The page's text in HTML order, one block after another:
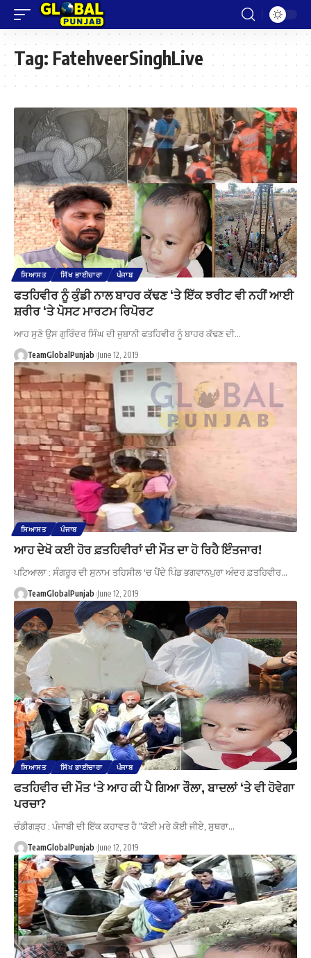
Tag: FatehveerSinghLive
ਸਿਆਸਤ ਸਿੱਖ ਭਾਈਚਾਰਾ ਪੰਜਾਬ
ਫਤਹਿਵੀਰ ਨੂੰ ਕੁੰਡੀ ਨਾਲ ਬਾਹਰ ਕੱਢਣ ‘ਤੇ ਇੱਕ ਝਰੀਟ ਵੀ ਨਹੀਂ ਆਈ
ਸ਼ਰੀਰ ‘ਤੇ ਪੋਸਟ ਮਾਰਟਮ ਰਿਪੋਰਟ
ਆਹ ਸੁਣੋ ਉਸ ਗੁਰਿੰਦਰ ਸਿੰਘ ਦੀ ਜੁਬਾਨੀ ਫਤਹਿਵੀਰ ਨੂੰ ਬਾਹਰ ਕੱਢਣ ਦੀ…
TeamGlobalPunjab June 12, 2019
ਸਿਆਸਤ ਪੰਜਾਬ
ਆਹ ਦੇਖੋ ਕਈ ਹੋਰ ਫ਼ਤਹਿਵੀਰਾਂ ਦੀ ਮੌਤ ਦਾ ਹੋ ਰਿਹੈ ਇੰਤਜਾਰ!
ਪਟਿਆਲਾ : ਸੰਗਰੂਰ ਦੀ ਸੁਨਾਮ ਤਹਿਸੀਲ 'ਚ ਪੈਂਦੇ ਪਿੰਡ ਭਗਵਾਨਪੁਰਾ ਅੰਦਰ ਫ਼ਤਹਿਵੀਰ…
TeamGlobalPunjab June 12, 2019
ਸਿਆਸਤ ਸਿੱਖ ਭਾਈਚਾਰਾ ਪੰਜਾਬ
ਫਤਹਿਵੀਰ ਦੀ ਮੌਤ ‘ਤੇ ਆਹ ਕੀ ਪੈ ਗਿਆ ਰੌਲਾ, ਬਾਦਲਾਂ ‘ਤੇ ਵੀ ਹੋਵੇਗਾ
ਪਰਚਾ?
ਚੰਡੀਗੜ੍ਹ : ਪੰਜਾਬੀ ਦੀ ਇੱਕ ਕਹਾਵਤ ਹੈ "ਕੋਈ ਮਰੇ ਕੋਈ ਜੀਏ, ਸੁਥਰਾ…
TeamGlobalPunjab June 12, 2019